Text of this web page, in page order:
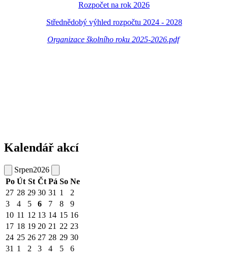
Rozpočet na rok 2026
Střednědobý výhled rozpočtu 2024 - 2028
Organizace školního roku 2025-2026.pdf
Kalendář akcí
Srpen2026
Po Út St Čt Pá So Ne
27 28 29 30 31 1
2
3
4 5 6 7 8
9
10 11 12 13 14 15 16
17 18 19 20 21 22 23
24 25 26 27 28 29 30
31 1 2 3 4 5 6